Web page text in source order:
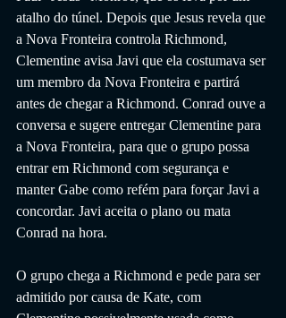
atalho do túnel. Depois que Jesus revela que
a Nova Fronteira controla Richmond,
Clementine avisa Javi que ela costumava ser
um membro da Nova Fronteira e partirá
antes de chegar a Richmond. Conrad ouve a
conversa e sugere entregar Clementine para
a Nova Fronteira, para que o grupo possa
entrar em Richmond com segurança e
manter Gabe como refém para forçar Javi a
concordar. Javi aceita o plano ou mata
Conrad na hora.
O grupo chega a Richmond e pede para ser
admitido por causa de Kate, com